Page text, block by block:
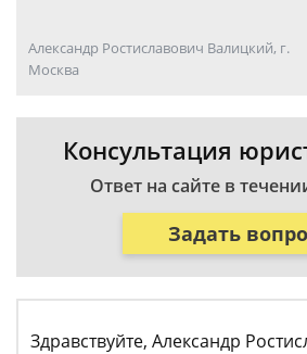
Александр Ростиславович Валицкий, г.
Москва
Консультация
Ответ на сайте в
Задать
Здравствуйте, Александр